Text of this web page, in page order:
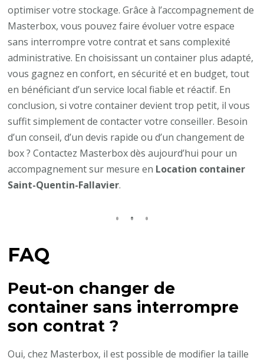
optimiser votre stockage. Grâce à l’accompagnement de
Masterbox, vous pouvez faire évoluer votre espace
sans interrompre votre contrat et sans complexité
administrative. En choisissant un container plus adapté,
vous gagnez en confort, en sécurité et en budget, tout
en bénéficiant d’un service local fiable et réactif. En
conclusion, si votre container devient trop petit, il vous
suffit simplement de contacter votre conseiller. Besoin
d’un conseil, d’un devis rapide ou d’un changement de
box ? Contactez Masterbox dès aujourd’hui pour un
accompagnement sur mesure en Location container
Saint-Quentin-Fallavier.
FAQ
Peut-on changer de
container sans interrompre
son contrat ?
Oui, chez Masterbox, il est possible de modifier la taille